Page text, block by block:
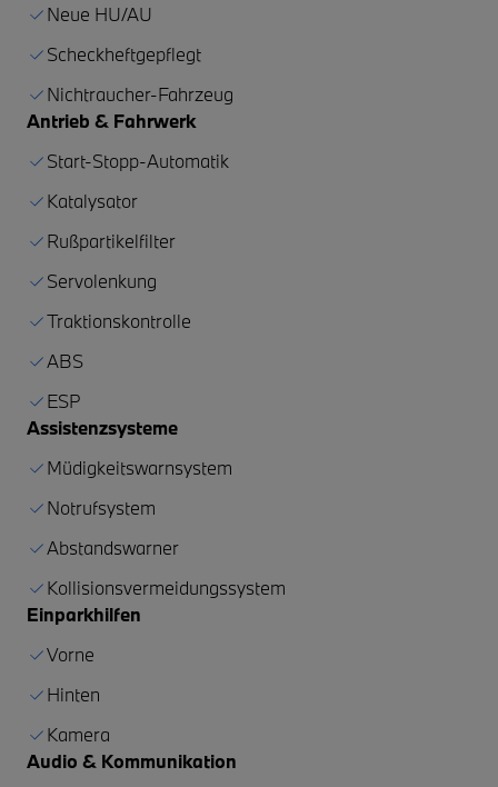
Neue HU/AU
Scheckheftgepflegt
Nichtraucher-Fahrzeug
Antrieb & Fahrwerk
Start-Stopp-Automatik
Katalysator
Rußpartikelfilter
Servolenkung
Traktionskontrolle
ABS
ESP
Assistenzsysteme
Müdigkeitswarnsystem
Notrufsystem
Abstandswarner
Kollisionsvermeidungssystem
Einparkhilfen
Vorne
Hinten
Kamera
Audio & Kommunikation